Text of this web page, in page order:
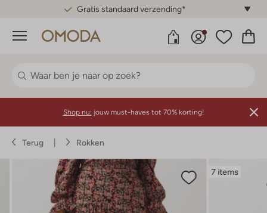
Gratis standaard verzending*
Menu
Shop nu: jouw must-haves tot 70% korting!
Terug Rokken
7 items